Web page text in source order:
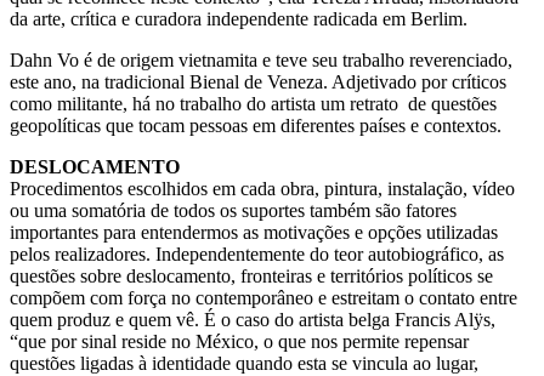
da arte, crítica e curadora independente radicada em Berlim.
Dahn Vo é de origem vietnamita e teve seu trabalho reverenciado,
este ano, na tradicional Bienal de Veneza. Adjetivado por críticos
como militante, há no trabalho do artista um retrato de questões
geopolíticas que tocam pessoas em diferentes países e contextos.
DESLOCAMENTO
Procedimentos escolhidos em cada obra, pintura, instalação, vídeo
ou uma somatória de todos os suportes também são fatores
importantes para entendermos as motivações e opções utilizadas
pelos realizadores. Independentemente do teor autobiográfico, as
questões sobre deslocamento, fronteiras e territórios políticos se
compõem com força no contemporâneo e estreitam o contato entre
quem produz e quem vê. É o caso do artista belga Francis Alÿs,
“que por sinal reside no México, o que nos permite repensar
questões ligadas à identidade quando esta se vincula ao lugar,